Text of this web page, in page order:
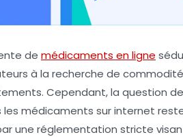
de médicaments en ligne
à la recherche de
Cependant, la question
les médicaments sur internet
une réglementation stricte